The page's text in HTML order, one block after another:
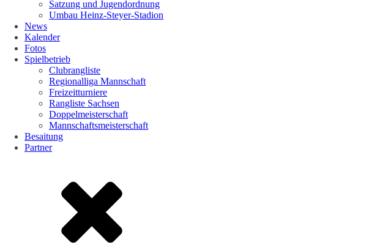
Satzung und Jugendordnung
Umbau Heinz-Steyer-Stadion
News
Kalender
Fotos
Spielbetrieb
Clubrangliste
Regionalliga Mannschaft
Freizeitturniere
Rangliste Sachsen
Doppelmeisterschaft
Mannschaftsmeisterschaft
Besaitung
Partner